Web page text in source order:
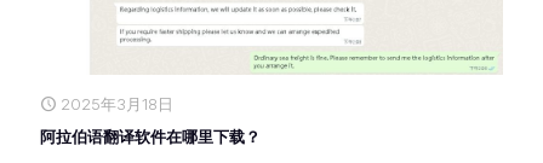
2025年3月18日
阿拉伯语翻译软件在哪里下载？